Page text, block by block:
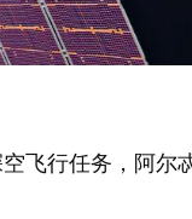
飞行任务 ，阿